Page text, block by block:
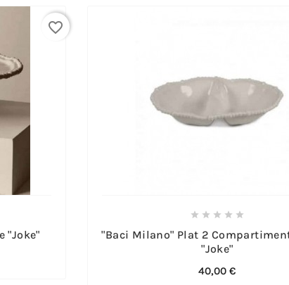
"Joke"
favorite_border
    
"Baci Milano" Plat 2
"Joke"
40,00 €